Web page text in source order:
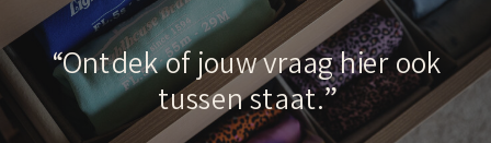
“Ontdek of jouw vraag hier ook
tussen staat.”